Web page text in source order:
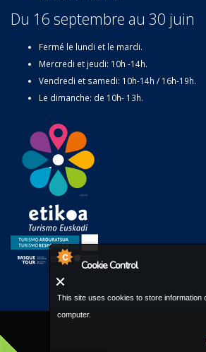
Cookie Control
This site uses cookies to store information
computer.
Du 16 septembre au 30 juin
Fermé le lundi et le mardi.
Mercredi et jeudi: 10h -14h.
Vendredi et samedi: 10h-14h / 16h-19h.
Le dimanche: de 10h- 13h.